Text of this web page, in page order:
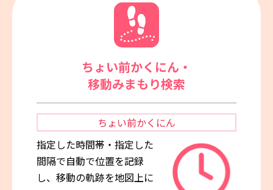
ちょい前かくにん・
移動みまもり検索
ちょい前かくにん
指定した時間帯・指定した
間隔で自動で位置を記録
し、移動の軌跡を地図上に